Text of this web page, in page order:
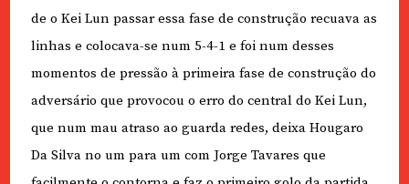
de o Kei Lun passar essa fase de construção recuava as
linhas e colocava-se num 5-4-1 e foi num desses
momentos de pressão à primeira fase de construção do
adversário que provocou o erro do central do Kei Lun,
que num mau atraso ao guarda redes, deixa Hougaro
Da Silva no um para um com Jorge Tavares que